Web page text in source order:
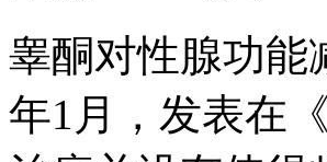
睾酮对性腺功能
年1月，发表在